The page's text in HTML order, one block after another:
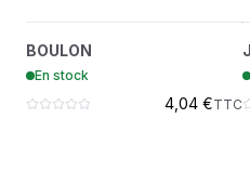
BOULON
En stock
4,04 €TTC